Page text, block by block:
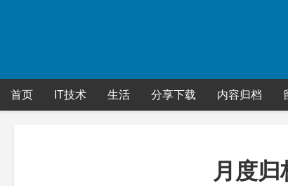
首页 IT技术 生活 分享下载 内容归档
月度归